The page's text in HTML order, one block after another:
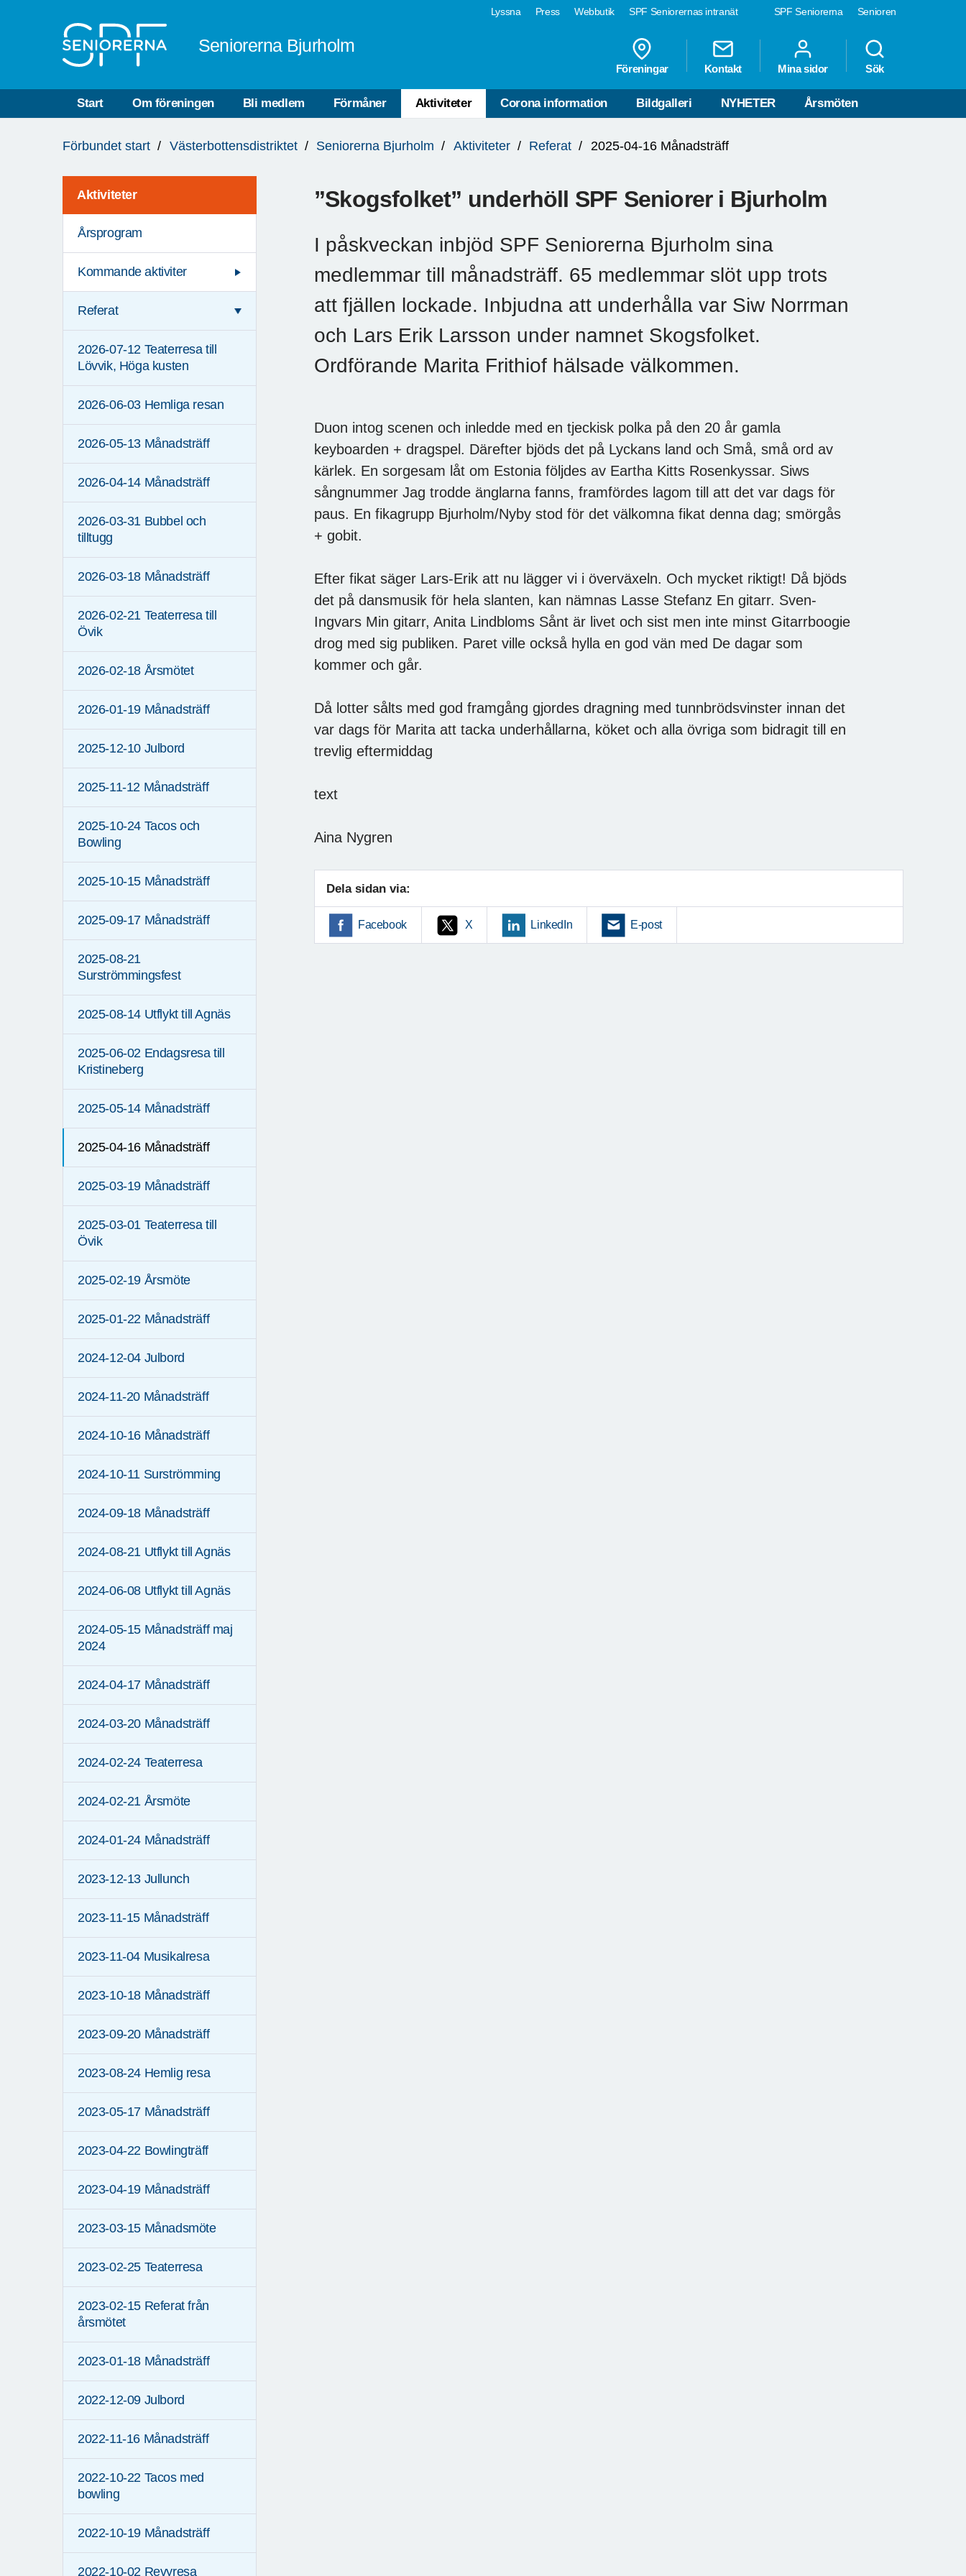
SPF Seniorerna Senioren
Lyssna Press Webbutik SPF Seniorernas intranät
Seniorerna Bjurholm
Föreningar Kontakt Mina sidor Sök
Start Om föreningen Bli medlem Förmåner Aktiviteter Corona information Bildgalleri NYHETER Årsmöten
är
Förbundet start Västerbottensdistriktet Seniorerna Bjurholm Aktiviteter Referat 2025-04-16 Månadsträff
Aktiviteter
Årsprogram
Kommande aktiviter
Referat
2026-07-12 Teaterresa till
Lövvik, Höga kusten
2026-06-03 Hemliga resan
2026-05-13 Månadsträff
2026-04-14 Månadsträff
2026-03-31 Bubbel och
tilltugg
2026-03-18 Månadsträff
2026-02-21 Teaterresa till
Övik
2026-02-18 Årsmötet
2026-01-19 Månadsträff
2025-12-10 Julbord
2025-11-12 Månadsträff
2025-10-24 Tacos och
Bowling
2025-10-15 Månadsträff
2025-09-17 Månadsträff
2025-08-21
Surströmmingsfest
2025-08-14 Utflykt till Agnäs
2025-06-02 Endagsresa till
Kristineberg
2025-05-14 Månadsträff
2025-04-16 Månadsträff
2025-03-19 Månadsträff
2025-03-01 Teaterresa till
Övik
2025-02-19 Årsmöte
2025-01-22 Månadsträff
2024-12-04 Julbord
2024-11-20 Månadsträff
2024-10-16 Månadsträff
2024-10-11 Surströmming
2024-09-18 Månadsträff
2024-08-21 Utflykt till Agnäs
2024-06-08 Utflykt till Agnäs
2024-05-15 Månadsträff maj
2024
2024-04-17 Månadsträff
2024-03-20 Månadsträff
2024-02-24 Teaterresa
2024-02-21 Årsmöte
2024-01-24 Månadsträff
2023-12-13 Jullunch
2023-11-15 Månadsträff
2023-11-04 Musikalresa
2023-10-18 Månadsträff
2023-09-20 Månadsträff
2023-08-24 Hemlig resa
2023-05-17 Månadsträff
2023-04-22 Bowlingträff
2023-04-19 Månadsträff
2023-03-15 Månadsmöte
2023-02-25 Teaterresa
2023-02-15 Referat från
årsmötet
2023-01-18 Månadsträff
2022-12-09 Julbord
2022-11-16 Månadsträff
2022-10-22 Tacos med
bowling
2022-10-19 Månadsträff
2022-10-02 Revyresa
”Skogsfolket” underhöll SPF Seniorer i Bjurholm
I påskveckan inbjöd SPF Seniorerna Bjurholm sina
medlemmar till månadsträff. 65 medlemmar slöt upp trots
att fjällen lockade. Inbjudna att underhålla var Siw Norrman
och Lars Erik Larsson under namnet Skogsfolket.
Ordförande Marita Frithiof hälsade välkommen.
Duon intog scenen och inledde med en tjeckisk polka på den 20 år gamla
keyboarden + dragspel. Därefter bjöds det på Lyckans land och Små, små ord av
kärlek. En sorgesam låt om Estonia följdes av Eartha Kitts Rosenkyssar. Siws
sångnummer Jag trodde änglarna fanns, framfördes lagom till att det var dags för
paus. En fikagrupp Bjurholm/Nyby stod för det välkomna fikat denna dag; smörgås
+ gobit.
Efter fikat säger Lars-Erik att nu lägger vi i överväxeln. Och mycket riktigt! Då bjöds
det på dansmusik för hela slanten, kan nämnas Lasse Stefanz En gitarr. Sven-
Ingvars Min gitarr, Anita Lindbloms Sånt är livet och sist men inte minst Gitarrboogie
drog med sig publiken. Paret ville också hylla en god vän med De dagar som
kommer och går.
Då lotter sålts med god framgång gjordes dragning med tunnbrödsvinster innan det
var dags för Marita att tacka underhållarna, köket och alla övriga som bidragit till en
trevlig eftermiddag
text
Aina Nygren
Dela sidan via:
Facebook X LinkedIn E-post